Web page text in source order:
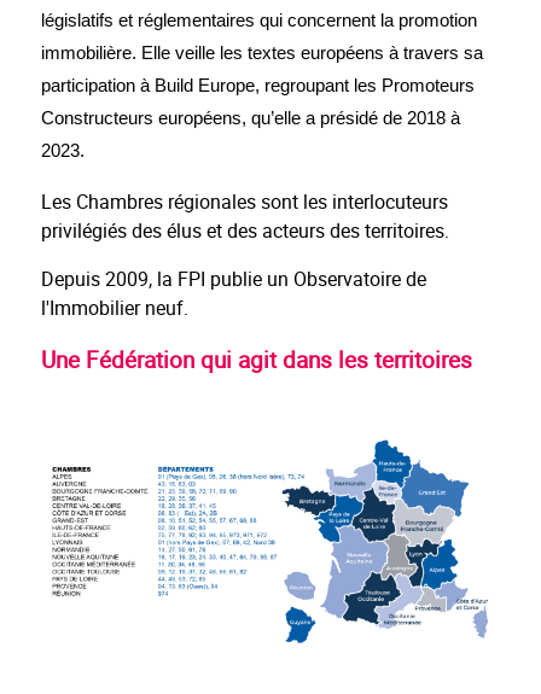
législatifs et réglementaires qui concernent la promotion
immobilière. Elle veille les textes européens à travers sa
participation à Build Europe, regroupant les Promoteurs
Constructeurs européens, qu’elle a présidé de 2018 à
2023.
Les Chambres régionales sont les interlocuteurs
privilégiés des élus et des acteurs des territoires.
Depuis 2009, la FPI publie un Observatoire de
l'Immobilier neuf.
Une Fédération qui agit dans les territoires